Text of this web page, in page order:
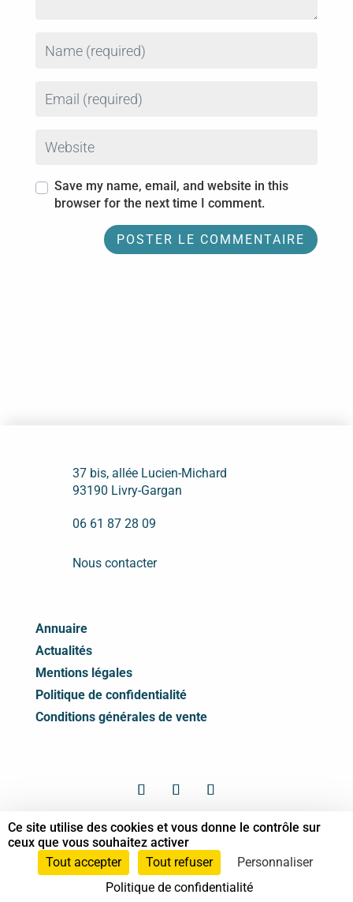
Save my name, email, and website in this
browser for the next time I comment.
37 bis, allée Lucien-Michard
93190 Livry-Gargan
06 61 87 28 09
Nous contacter
Annuaire
Actualités
Mentions légales
Politique de confidentialité
Conditions générales de vente
© Syndicat des Professionnels de Shiatsu -
2026 Tous droits réservés
Ce site utilise des cookies et vous donne le contrôle sur
ceux que vous souhaitez activer
Tout accepter
Tout refuser
Personnaliser
Politique de confidentialité